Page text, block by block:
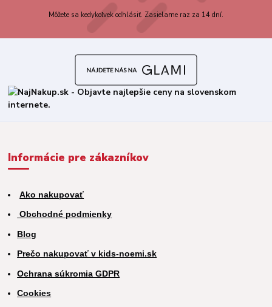
Môžete sa kedykoľvek odhlásiť. Zasielame raz za 14 dní.
Informácie pre zákazníkov
Ako nakupovať
Obchodné podmienky
Blog
Prečo nakupovať v kids-noemi.sk
Ochrana súkromia GDPR
Cookies